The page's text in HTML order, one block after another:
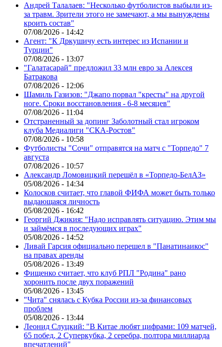
Андрей Талалаев: "Несколько футболистов выбыли из-
за травм. Зрители этого не замечают, а мы вынуждены
кроить состав"
07/08/2026 - 14:42
Агент: "К Дркушичу есть интерес из Испании и
Турции"
07/08/2026 - 13:07
"Галатасарай" предложил 33 млн евро за Алексея
Батракова
07/08/2026 - 12:06
Шамиль Газизов: "Джапо порвал "кресты" на другой
ноге. Сроки восстановления - 6-8 месяцев"
07/08/2026 - 11:04
Отстраненный за допинг Заболотный стал игроком
клуба Медиалиги "СКА-Ростов"
07/08/2026 - 10:58
Футболисты "Сочи" отправятся на матч с "Торпедо" 7
августа
07/08/2026 - 10:57
Александр Ломовицкий перешёл в «Торпедо-БелАЗ»
05/08/2026 - 14:34
Колосков считает, что главой ФИФА может быть только
выдающаяся личность
05/08/2026 - 16:42
Георгий Джикия: "Надо исправлять ситуацию. Этим мы
и займёмся в последующих играх"
05/08/2026 - 14:52
Ливай Гарсия официально перешел в "Панатинаикос"
на правах аренды
05/08/2026 - 13:49
Фищенко считает, что клуб РПЛ "Родина" рано
хоронить после двух поражений
05/08/2026 - 13:45
"Чита" снялась с Кубка России из-за финансовых
проблем
05/08/2026 - 13:44
Леонид Слуцкий: "В Китае любят цифрами: 109 матчей,
65 побед, 2 Суперкубка, 2 серебра, полтора миллиарда
впечатлений"